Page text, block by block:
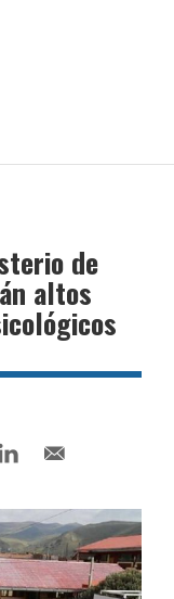
de
altos